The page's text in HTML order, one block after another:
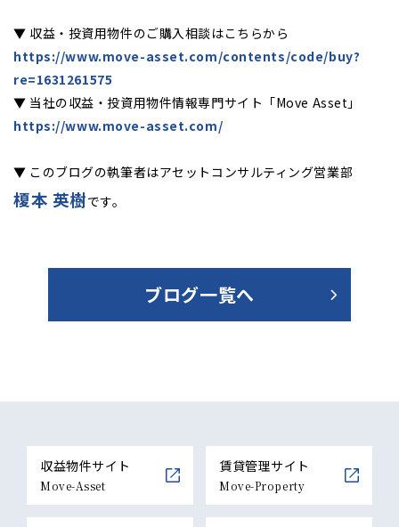
▼ 収益・投資用物件のご購入相談はこちらから
https://www.move-asset.com/contents/code/buy?
re=1631261575
▼ 当社の収益・投資用物件情報専門サイト「Move Asset」
https://www.move-asset.com/
▼ このブログの執筆者はアセットコンサルティング営業部
榎本 英樹です。
ブログ一覧へ
収益物件サイト
Move-Asset
賃貸管理サイト
Move-Property